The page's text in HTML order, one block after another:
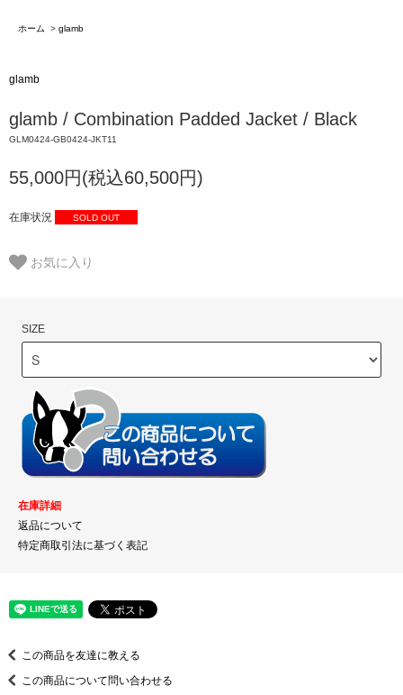
ホーム > glamb
glamb
glamb / Combination Padded Jacket / Black
GLM0424-GB0424-JKT11
55,000円(税込60,500円)
在庫状況 SOLD OUT
お気に入り
SIZE
在庫詳細
返品について
特定商取引法に基づく表記
この商品を友達に教える
この商品について問い合わせる